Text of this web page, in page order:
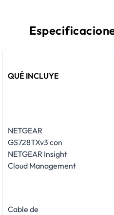
QUÉ INCLUYE
NETGEAR
GS728TXv3 con
NETGEAR Insight
Cloud Management
Cable de